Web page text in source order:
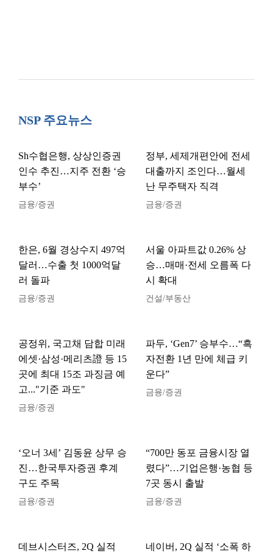
NSP 주요뉴스
Sh수협은행, 상상인증권
인수 추진…지주 전환 ‘승
부수’
금융/증권
정부, 세제개편안에 전세
대출까지 조인다…월세
난 무주택자 직격
금융/증권
한은, 6월 경상수지 497억
달러…수출 첫 1000억달
러 돌파
금융/증권
서울 아파트값 0.26% 상
승…매매·전세 오름폭 다
시 확대
건설/부동산
공정위, 국고채 담합 미래
에셋·삼성·메리츠證 등 15
곳에 최대 15조 과징금 예
고..."기준 과도"
금융/증권
파두, ‘Gen7’ 승부수…“흑
자전환 1년 만에 체급 키
운다”
금융/증권
‘오너 3세’ 김동윤 상무 승
진…한국투자증권 후계
구도 주목
금융/증권
“700만 동포 금융시장 열
렸다”…기업은행·농협 등
7곳 동시 출발
금융/증권
데브시스터즈, 2Q 실적
네이버, 2Q 실적 ‘소폭 하